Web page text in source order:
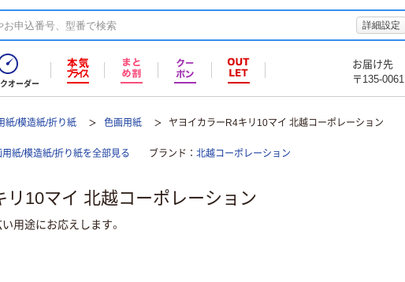
詳細設定
オーダー
お届け先
〒135-0061
紙/模造紙/折り紙 色画用紙 ヤヨイカラーR4キリ10マイ 北越コーポレーション
紙/模造紙/折り紙を全部見る ブランド 北越コーポレーション
リ10マイ 北越コーポレーション
い用途にお応えします。